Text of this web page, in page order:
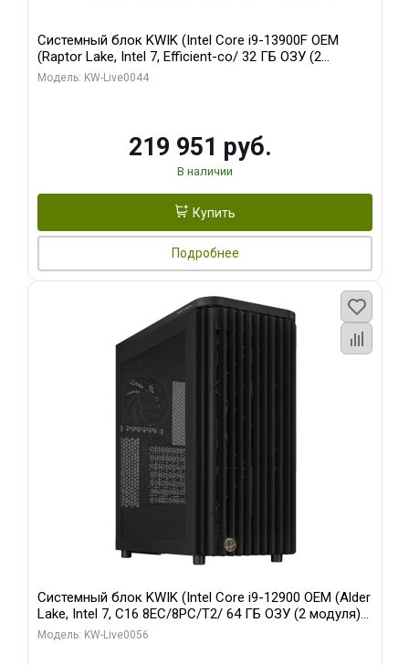
Системный блок KWIK (Intel Core i9-13900F OEM
(Raptor Lake, Intel 7, Efficient-co/ 32 ГБ ОЗУ (2
модуля)/ Gigabyte RTX5070Ti AERO OC 16GB GDDR7
Модель: KW-Live0044
219 951 руб.
В наличии
Купить
Подробнее
Системный блок KWIK (Intel Core i9-12900 OEM (Alder
Lake, Intel 7, C16 8EC/8PC/T2/ 64 ГБ ОЗУ (2 модуля)/
Palit RTX5080 INFINITY 3 OC 16GB GDDR7 256bit 3xDP
Модель: KW-Live0056